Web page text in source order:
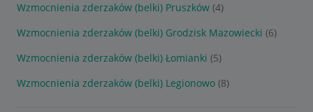
Wzmocnienia zderzaków (belki) Pruszków (4)
Wzmocnienia zderzaków (belki) Grodzisk Mazowiecki (6)
Wzmocnienia zderzaków (belki) Łomianki (5)
Wzmocnienia zderzaków (belki) Legionowo (8)